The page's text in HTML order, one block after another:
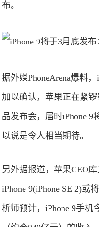
布。
据外媒PhoneArena爆料
加以确认，苹果正在紧
品发布会，届时iPhone 9
以说是令人相当期待。
另外据报道，苹果CEO
iPhone 9(iPhone SE 2)或
析师预计，iPhone 9手机